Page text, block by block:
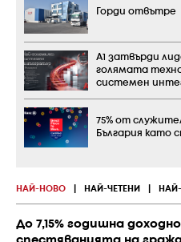
НАЙ-НОВО НАЙ-ЧЕТЕНИ
До 7,15% годишна
Горди отвътре
А1 затвърди
голямата
системен
75% от
България като